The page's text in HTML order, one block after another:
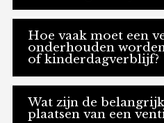
Hoe vaak moet een
onderhouden
of kinderdagverblijf?
Wat zijn de
plaatsen van een